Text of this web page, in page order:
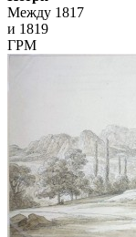
Между 1817
и 1819
ГРМ